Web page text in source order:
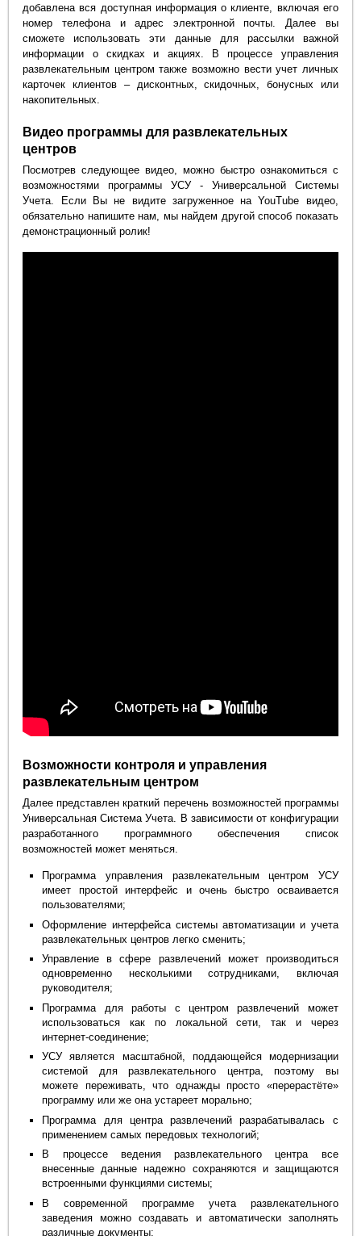
добавлена вся доступная информация о клиенте, включая его
номер телефона и адрес электронной почты. Далее вы
сможете использовать эти данные для рассылки важной
информации о скидках и акциях. В процессе управления
развлекательным центром также возможно вести учет личных
карточек клиентов – дисконтных, скидочных, бонусных или
накопительных.
Видео программы для развлекательных
центров
Посмотрев следующее видео, можно быстро ознакомиться с
возможностями программы УСУ - Универсальной Системы
Учета. Если Вы не видите загруженное на YouTube видео,
обязательно напишите нам, мы найдем другой способ показать
демонстрационный ролик!
Возможности контроля и управления
развлекательным центром
Далее представлен краткий перечень возможностей программы
Универсальная Система Учета. В зависимости от конфигурации
разработанного программного обеспечения список
возможностей может меняться.
Программа управления развлекательным центром УСУ
имеет простой интерфейс и очень быстро осваивается
пользователями;
Оформление интерфейса системы автоматизации и учета
развлекательных центров легко сменить;
Управление в сфере развлечений может производиться
одновременно несколькими сотрудниками, включая
руководителя;
Программа для работы с центром развлечений может
использоваться как по локальной сети, так и через
интернет-соединение;
УСУ является масштабной, поддающейся модернизации
системой для развлекательного центра, поэтому вы
можете переживать, что однажды просто «перерастёте»
программу или же она устареет морально;
Программа для центра развлечений разрабатывалась с
применением самых передовых технологий;
В процессе ведения развлекательного центра все
внесенные данные надежно сохраняются и защищаются
встроенными функциями системы;
В современной программе учета развлекательного
заведения можно создавать и автоматически заполнять
различные документы;